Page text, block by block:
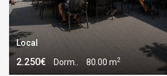
Local
2.250€ Dorm.. 80.00 m2